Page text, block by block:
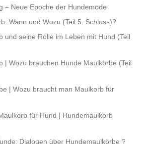
– Neue Epoche der Hundemode
Wann und Wozu (Teil 5. Schluss)?
und seine Rolle im Leben mit Hund (Teil
| Wozu brauchen Hunde Maulkörbe (Teil
| Wozu braucht man Maulkorb für
für Hund | Hundemaulkorb
Dialogen über Hundemaulkörbe ?